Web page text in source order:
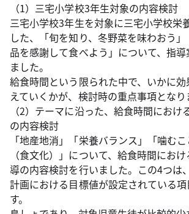
（1）三宅小学校3年生対象の内容検討
三宅小学校3年生を対象に三宅小学校栄
した、「旬を知り、冬野菜を味わおう
品を感謝して食べよう」について、指
ました。
給食時間という限られた中で、いかに
えていくかが、検討時の重点事項となり
（2）テーマに沿った、給食時間におけ
の内容検討
「地産地消」「栄養バランス」「噛む
（食文化）」について、給食時間にお
導の内容検討を行いました。この4つは
計画における目標値が設定されている
す。